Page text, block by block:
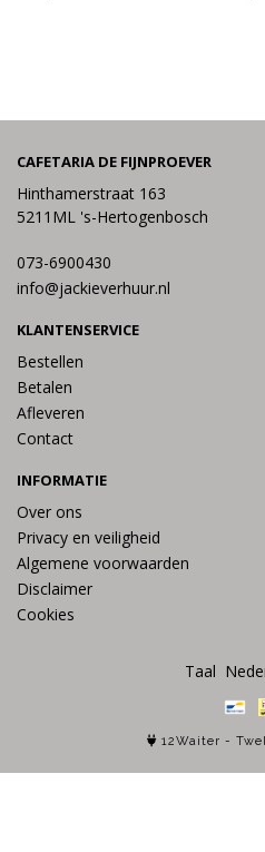
CAFETARIA DE FIJNPROEVER
Hinthamerstraat 163
5211ML 's-Hertogenbosch
073-6900430
info@jackieverhuur.nl
KLANTENSERVICE
Bestellen
Betalen
Afleveren
Contact
INFORMATIE
Over ons
Privacy en veiligheid
Algemene voorwaarden
Disclaimer
Cookies
Taal
12Waiter -